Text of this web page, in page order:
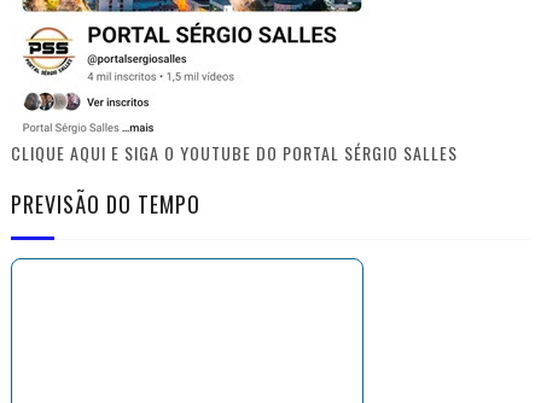
CLIQUE AQUI E SIGA O YOUTUBE DO PORTAL SÉRGIO SALLES
PREVISÃO DO TEMPO